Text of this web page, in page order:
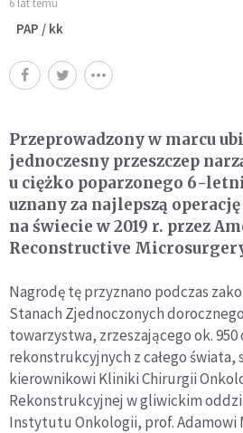
PAP / kk
Przeprowadzony w marcu
jednoczesny przeszczep
u ciężko poparzonego 6-
uznany za najlepszą
na świecie w 2019 r. przez
Reconstructive
Nagrodę tę przyznano podczas
Stanach Zjednoczonych
towarzystwa, zrzeszającego ok.
rekonstrukcyjnych z całego świata,
kierownikowi Kliniki Chirurgii
Rekonstrukcyjnej w gliwickim
Instytutu Onkologii, prof. Adamowi